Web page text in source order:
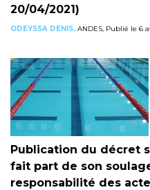
20/04/2021)
ODEYSSA DENIS, ANDES, Publié le 6
Publication du décret
fait part de son
responsabilité des